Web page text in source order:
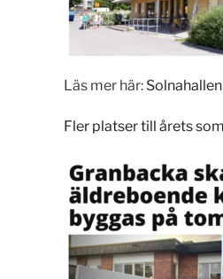
Läs mer här:
Fler platser till årets